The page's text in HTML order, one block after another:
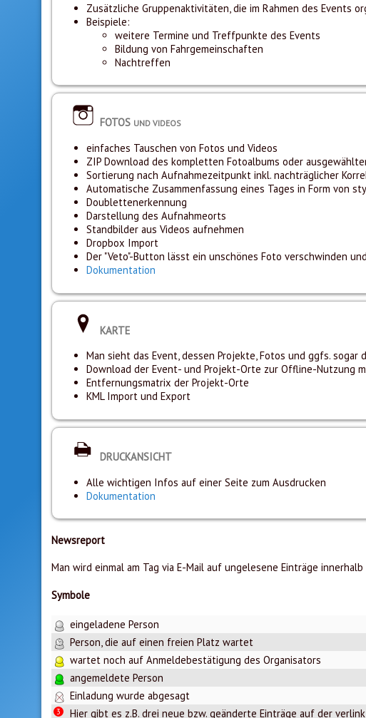
Zusätzliche Gruppenaktivitäten, die im Rahmen des Events
Beispiele:
weitere Termine und Treffpunkte des Events
Bildung von Fahrgemeinschaften
Nachtreffen
FOTOS UND VIDEOS
einfaches Tauschen von Fotos und Videos
ZIP Download des kompletten Fotoalbums oder
Sortierung nach Aufnahmezeitpunkt inkl. nachträglicher
Automatische Zusammenfassung eines Tages in Form von
Doublettenerkennung
Darstellung des Aufnahmeorts
Standbilder aus Videos aufnehmen
Dropbox Import
Der "Veto"-Button lässt ein unschönes Foto verschwinden
Dokumentation
KARTE
Man sieht das Event, dessen Projekte, Fotos und ggfs.
Download der Event- und Projekt-Orte zur Offline-Nutzung
Entfernungsmatrix der Projekt-Orte
KML Import und Export
DRUCKANSICHT
Alle wichtigen Infos auf einer Seite zum Ausdrucken
Dokumentation
Newsreport
Man wird einmal am Tag via E-Mail auf ungelesene Einträge
Symbole
eingeladene Person
Person, die auf einen freien Platz wartet
wartet noch auf Anmeldebestätigung des Organisators
angemeldete Person
Einladung wurde abgesagt
3 Hier gibt es z.B. drei neue bzw. geänderte Einträge auf der